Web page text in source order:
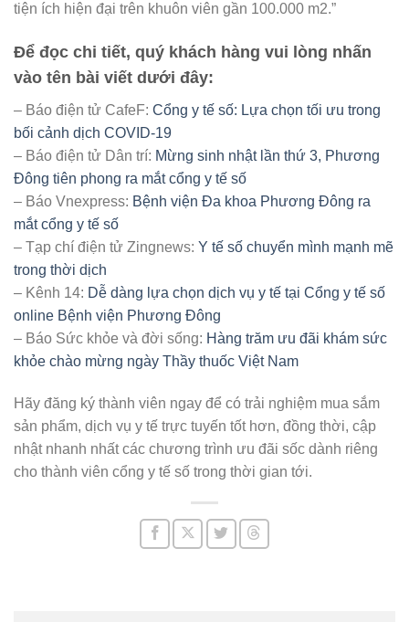
tiện ích hiện đại trên khuôn viên gần 100.000 m2.”
Để đọc chi tiết, quý khách hàng vui lòng nhấn
vào tên bài viết dưới đây:
– Báo điện tử CafeF: Cổng y tế số: Lựa chọn tối ưu trong
bối cảnh dịch COVID-19
– Báo điện tử Dân trí: Mừng sinh nhật lần thứ 3, Phương
Đông tiên phong ra mắt cổng y tế số
– Báo Vnexpress: Bệnh viện Đa khoa Phương Đông ra
mắt cổng y tế số
– Tạp chí điện tử Zingnews: Y tế số chuyển mình mạnh mẽ
trong thời dịch
– Kênh 14: Dễ dàng lựa chọn dịch vụ y tế tại Cổng y tế số
online Bệnh viện Phương Đông
– Báo Sức khỏe và đời sống: Hàng trăm ưu đãi khám sức
khỏe chào mừng ngày Thầy thuốc Việt Nam
Hãy đăng ký thành viên ngay để có trải nghiệm mua sắm
sản phẩm, dịch vụ y tế trực tuyến tốt hơn, đồng thời, cập
nhật nhanh nhất các chương trình ưu đãi sốc dành riêng
cho thành viên cổng y tế số trong thời gian tới.